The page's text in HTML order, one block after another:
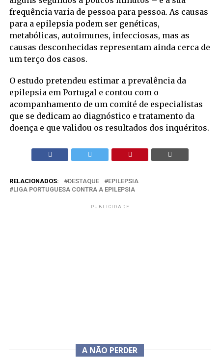
frequência varia de pessoa para pessoa. As causas
para a epilepsia podem ser genéticas,
metabólicas, autoimunes, infecciosas, mas as
causas desconhecidas representam ainda cerca de
um terço dos casos.
O estudo pretendeu estimar a prevalência da
epilepsia em Portugal e contou com o
acompanhamento de um comité de especialistas
que se dedicam ao diagnóstico e tratamento da
doença e que validou os resultados dos inquéritos.
RELACIONADOS: DESTAQUE
EPILEPSIA
LIGA PORTUGUESA CONTRA A EPILEPSIA
PUBLICIDADE
A NÃO PERDER